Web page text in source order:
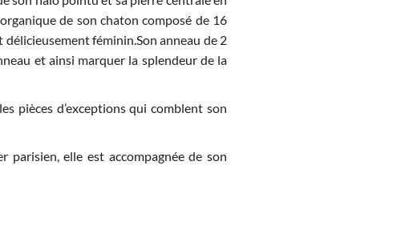
de son chaton composé de 16
féminin.Son anneau de 2
et ainsi marquer la splendeur de la
pièces d’exceptions qui comblent son
elle est accompagnée de son